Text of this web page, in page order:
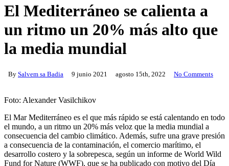
El Mediterráneo se calienta a
un ritmo un 20% más alto que
la media mundial
By Salvem sa Badia 9 junio 2021 agosto 15th, 2022 No Comments
Foto: Alexander Vasilchikov
El Mar Mediterráneo es el que más rápido se está calentando en todo
el mundo, a un ritmo un 20% más veloz que la media mundial a
consecuencia del cambio climático. Además, sufre una grave presión
a consecuencia de la contaminación, el comercio marítimo, el
desarrollo costero y la sobrepesca, según un informe de World Wild
Fund for Nature (WWF), que se ha publicado con motivo del Día